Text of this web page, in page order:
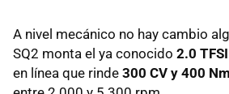
A nivel mecánico no hay cambio
SQ2 monta el ya conocido 2.0 TFSI
en línea que rinde 300 CV y 400 Nm